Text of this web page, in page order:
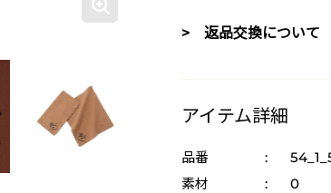
> 返品交換について
アイテム詳細
品番 :
素材
:
0